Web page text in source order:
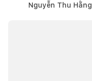
Nguyễn Thu Hằng